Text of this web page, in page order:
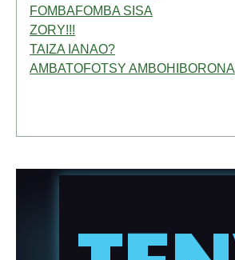
FOMBAFOMBA SISA
ZORY!!!
TAIZA IANAO?
AMBATOFOTSY AMBOHIBORONA